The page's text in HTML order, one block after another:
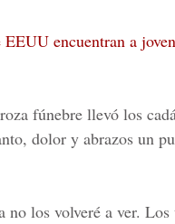
encuentran a
fúnebre llevó los
dolor y abrazos un
los volveré a ver.